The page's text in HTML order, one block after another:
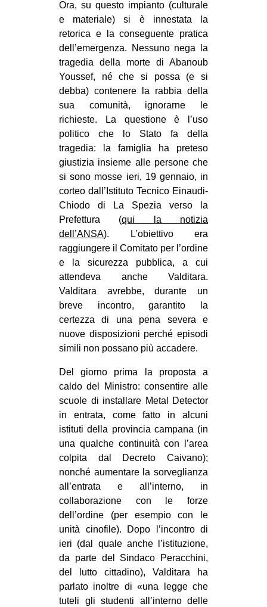
Ora, su questo impianto (culturale
e materiale) si è innestata la
retorica e la conseguente pratica
dell’emergenza. Nessuno nega la
tragedia della morte di Abanoub
Youssef, né che si possa (e si
debba) contenere la rabbia della
sua comunità, ignorarne le
richieste. La questione è l’uso
politico che lo Stato fa della
tragedia: la famiglia ha preteso
giustizia insieme alle persone che
si sono mosse ieri, 19 gennaio, in
corteo dall’Istituto Tecnico Einaudi-
Chiodo di La Spezia verso la
Prefettura (qui la notizia
dell’ANSA). L’obiettivo era
raggiungere il Comitato per l’ordine
e la sicurezza pubblica, a cui
attendeva anche Valditara.
Valditara avrebbe, durante un
breve incontro, garantito la
certezza di una pena severa e
nuove disposizioni perché episodi
simili non possano più accadere.
Del giorno prima la proposta a
caldo del Ministro: consentire alle
scuole di installare Metal Detector
in entrata, come fatto in alcuni
istituti della provincia campana (in
una qualche continuità con l’area
colpita dal Decreto Caivano);
nonché aumentare la sorveglianza
all’entrata e all’interno, in
collaborazione con le forze
dell’ordine (per esempio con le
unità cinofile). Dopo l’incontro di
ieri (dal quale anche l’istituzione,
da parte del Sindaco Peracchini,
del lutto cittadino), Valditara ha
parlato inoltre di «una legge che
tuteli gli studenti all’interno delle